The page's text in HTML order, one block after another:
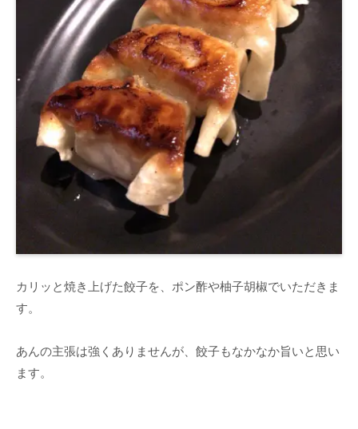
カリッと焼き上げた餃子を、ポン酢や柚子胡椒でいただきま
す。
あんの主張は強くありませんが、餃子もなかなか旨いと思い
ます。